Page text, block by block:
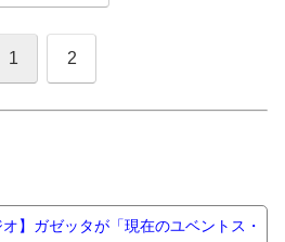
1 2
オ】ガゼッタが「現在のユベントス・